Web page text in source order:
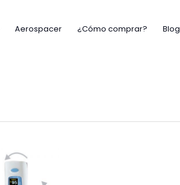
Aerospacer ¿Cómo comprar? Blog